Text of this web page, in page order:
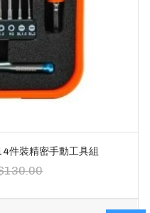
件裝精密手動工具組